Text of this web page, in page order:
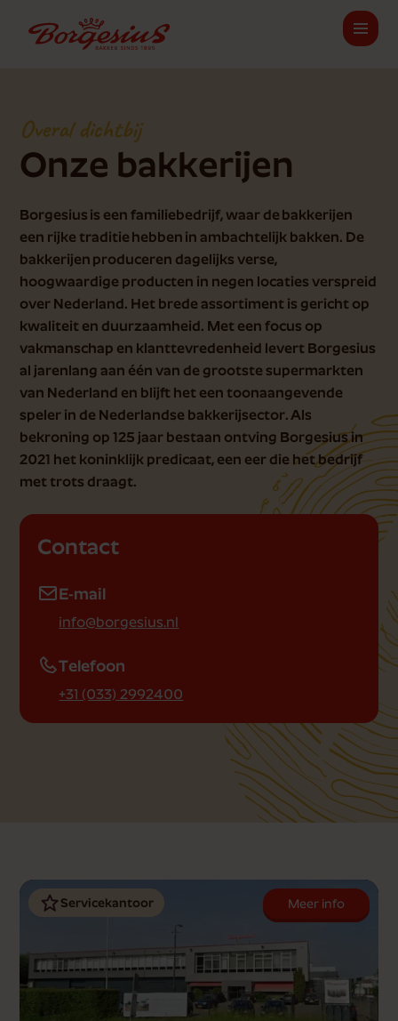
Overal dichtbij
Onze bakkerijen
Borgesius is een familiebedrijf, waar de bakkerijen
een rijke traditie hebben in ambachtelijk bakken. De
bakkerijen produceren dagelijks verse,
hoogwaardige producten in negen locaties verspreid
over Nederland. Het brede assortiment is gericht op
kwaliteit en duurzaamheid. Met een focus op
vakmanschap en klanttevredenheid levert Borgesius
al jarenlang aan één van de grootste supermarkten
van Nederland en blijft het een toonaangevende
speler in de Nederlandse bakkerijsector. Als
bekroning op 125 jaar bestaan ontving Borgesius in
2021 het koninklijk predicaat, een eer die het bedrijf
met trots draagt.
Contact
E-mail
info@borgesius.nl
Telefoon
+31 (033) 2992400
Servicekantoor Meer info